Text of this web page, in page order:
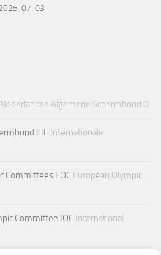
07-03
Algemene Schermbond 0
FIE Internationale
EOC European Olympic
IOC International